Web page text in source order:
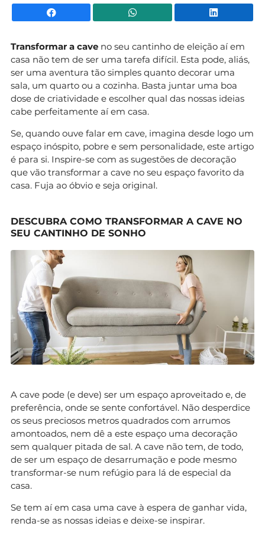
Facebook WhatsApp
Transformar a cave no seu cantinho de eleição aí em
casa não tem de ser uma tarefa difícil. Esta pode, aliás,
ser uma aventura tão simples quanto decorar uma
sala, um quarto ou a cozinha. Basta juntar uma boa
dose de criatividade e escolher qual das nossas ideias
cabe perfeitamente aí em casa.
Se, quando ouve falar em cave, imagina desde logo um
espaço inóspito, pobre e sem personalidade, este artigo
é para si. Inspire-se com as sugestões de decoração
que vão transformar a cave no seu espaço favorito da
casa. Fuja ao óbvio e seja original.
DESCUBRA COMO TRANSFORMAR A CAVE NO
SEU CANTINHO DE SONHO
A cave pode (e deve) ser um espaço aproveitado e, de
preferência, onde se sente confortável. Não desperdice
os seus preciosos metros quadrados com arrumos
amontoados, nem dê a este espaço uma decoração
sem qualquer pitada de sal. A cave não tem, de todo,
de ser um espaço de desarrumação e pode mesmo
transformar-se num refúgio para lá de especial da
casa.
Se tem aí em casa uma cave à espera de ganhar vida,
renda-se as nossas ideias e deixe-se inspirar.